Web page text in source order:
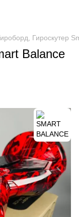
Гироскутер
Balance